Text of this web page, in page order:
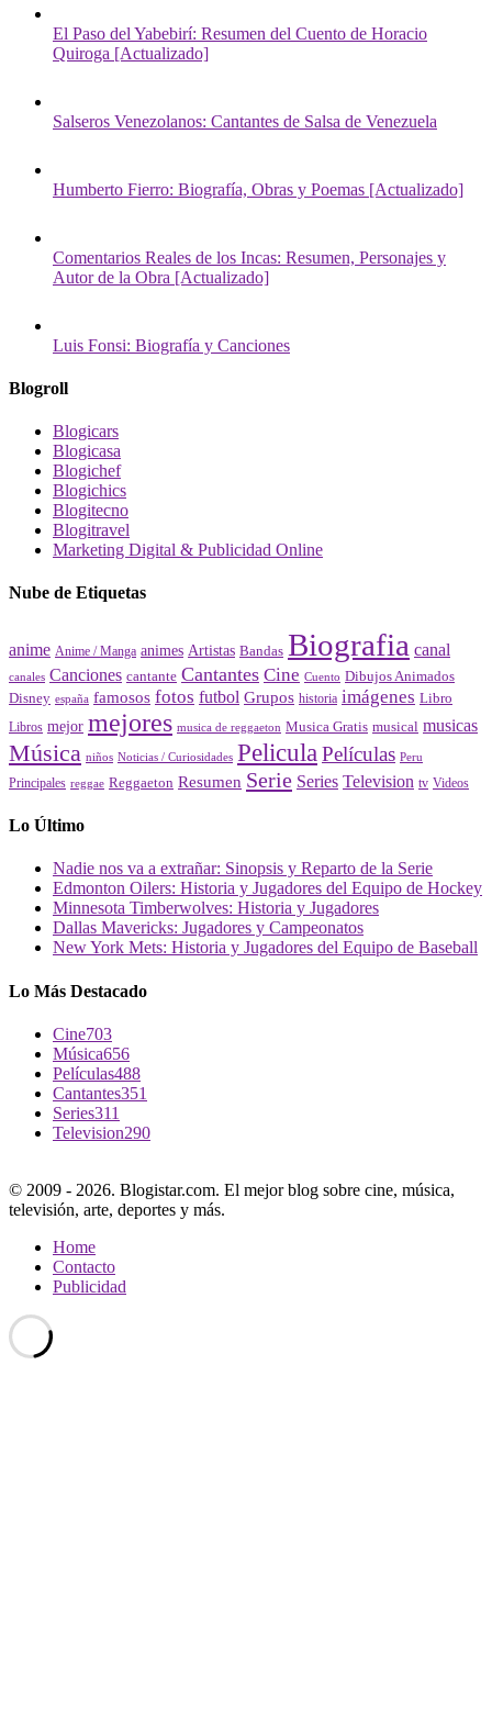
El Paso del Yabebirí: Resumen del Cuento de Horacio
Quiroga [Actualizado]
Salseros Venezolanos: Cantantes de Salsa de Venezuela
Humberto Fierro: Biografía, Obras y Poemas [Actualizado]
Comentarios Reales de los Incas: Resumen, Personajes y
Autor de la Obra [Actualizado]
Luis Fonsi: Biografía y Canciones
Blogroll
Blogicars
Blogicasa
Blogichef
Blogichics
Blogitecno
Blogitravel
Marketing Digital & Publicidad Online
Nube de Etiquetas
anime Anime / Manga animes Artistas Bandas Biografia canal
canales Canciones cantante Cantantes Cine Cuento Dibujos Animados
Disney españa famosos fotos futbol Grupos historia imágenes Libro
Libros mejor mejores musica de reggaeton Musica Gratis musical musicas
Música niños Noticias / Curiosidades Pelicula Películas Peru
Principales reggae Reggaeton Resumen Serie Series Television tv Videos
Lo Último
Nadie nos va a extrañar: Sinopsis y Reparto de la Serie
Edmonton Oilers: Historia y Jugadores del Equipo de Hockey
Minnesota Timberwolves: Historia y Jugadores
Dallas Mavericks: Jugadores y Campeonatos
New York Mets: Historia y Jugadores del Equipo de Baseball
Lo Más Destacado
Cine703
Música656
Películas488
Cantantes351
Series311
Television290
© 2009 - 2026. Blogistar.com. El mejor blog sobre cine, música,
televisión, arte, deportes y más.
Home
Contacto
Publicidad